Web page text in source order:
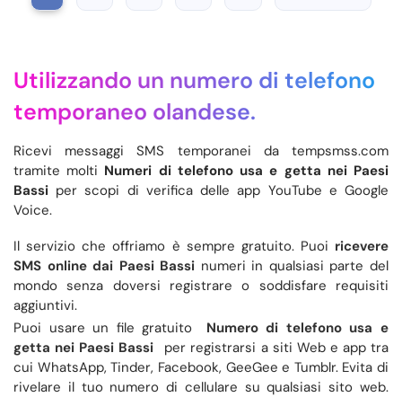
Utilizzando un numero di telefono
temporaneo olandese.
Ricevi messaggi SMS temporanei da tempsmss.com
tramite molti Numeri di telefono usa e getta nei Paesi
Bassi per scopi di verifica delle app YouTube e Google
Voice.
Il servizio che offriamo è sempre gratuito. Puoi ricevere
SMS online dai Paesi Bassi numeri in qualsiasi parte del
mondo senza doversi registrare o soddisfare requisiti
aggiuntivi.
Puoi usare un file gratuito
Numero di telefono usa e
getta nei Paesi Bassi
per registrarsi a siti Web e app tra
cui WhatsApp, Tinder, Facebook, GeeGee e Tumblr. Evita di
rivelare il tuo numero di cellulare su qualsiasi sito web.